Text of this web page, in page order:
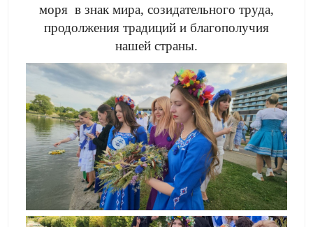
моря в знак мира, созидательного труда,
продолжения традиций и благополучия
нашей страны.